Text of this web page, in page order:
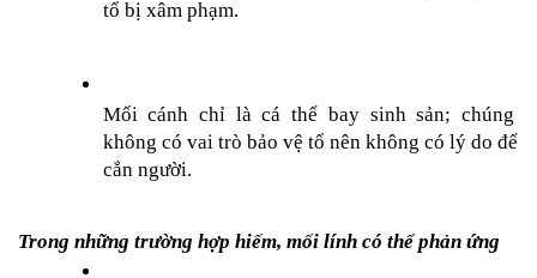
tổ bị xâm phạm.
Mối cánh chỉ là cá thể bay sinh sản; chúng
không có vai trò bảo vệ tổ nên không có lý do để
cắn người.
Trong những trường hợp hiếm, mối lính có thể phản ứng